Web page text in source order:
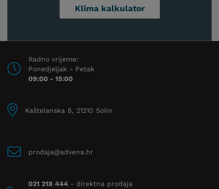
Klima kalkulator
Radno vrijeme:
Ponedjeljak - Petak
09:00 - 15:00
Kaštelanska 8, 21210 Solin
prodaja@advena.hr
021 218 444 - direktna prodaja